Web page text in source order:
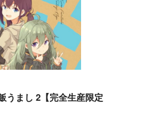
うまし 2【完全生産限定